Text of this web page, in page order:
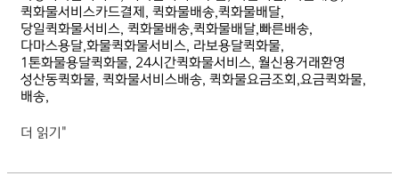
퀵화물서비스카드결제, 퀵화물배송,퀵화물배달,
당일퀵화물서비스, 퀵화물배송,퀵화물배달,빠른배송,
다마스용달,화물퀵화물서비스, 라보용달퀵화물,
1톤화물용달퀵화물, 24시간퀵화물서비스, 월신용거래환영
성산동퀵화물, 퀵화물서비스배송, 퀵화물요금조회,요금퀵화물,
배송,
더 읽기"